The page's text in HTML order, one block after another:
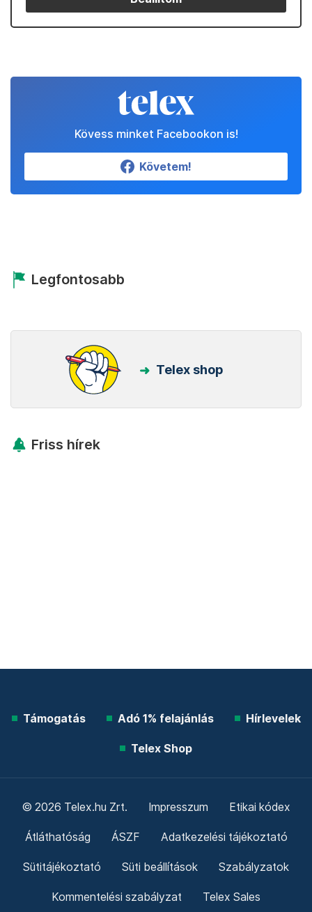
Kövess minket Facebookon is!
Követem!
Legfontosabb
Telex shop
Friss hírek
Támogatás Adó 1% felajánlás Hírlevelek
Telex Shop
© 2026 Telex.hu Zrt. Impresszum Etikai kódex
Átláthatóság ÁSZF Adatkezelési tájékoztató
Sütitájékoztató Süti beállítások Szabályzatok
Kommentelési szabályzat Telex Sales